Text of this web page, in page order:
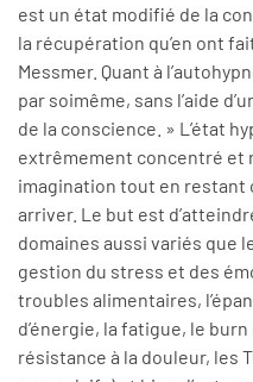
est un état modifié de la
la récupération qu’en ont
Messmer. Quant à
par soi­même, sans l’aide
de la conscience. » L’état
extrêmement concentré et
imagination tout en restant
arriver. Le but est
domaines aussi variés que
gestion du stress et des
troubles alimentaires,
d’énergie, la fatigue, le
résistance à la douleur, les